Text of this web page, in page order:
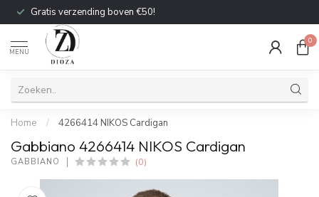
Gratis verzending boven €50!
MENU
0
Home / 4266414 NIKOS Cardigan
Gabbiano 4266414 NIKOS Cardigan
GABBIANO (0)